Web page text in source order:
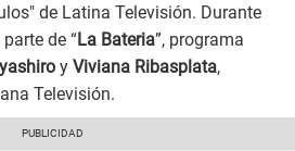
de Latina Televisión. Durante
de “La Bateria”, programa
y Viviana Ribasplata,
Televisión.